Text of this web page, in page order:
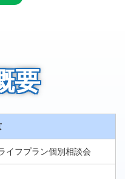
要
イフプラン個別相談会